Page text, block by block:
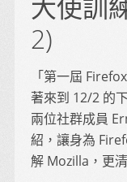
大使訓
2)
「第一屆
著來到 12/2 的
兩位社群成員
紹，讓身為
解 Mozilla，更